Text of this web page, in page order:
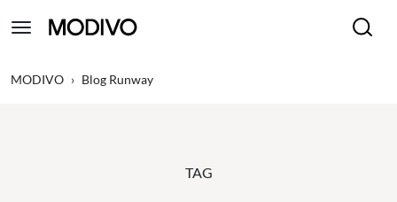
MODIVO › Blog Runway
TAG